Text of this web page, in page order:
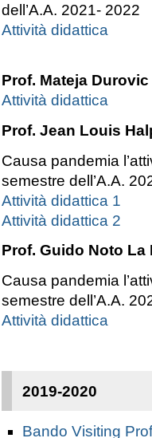
dell’A.A. 2021- 2022
Attività didattica
Prof. Mateja Durovic
Attività didattica
Prof. Jean Louis
Causa pandemia
semestre dell’A.A.
Attività didattica 1
Attività didattica 2
Prof. Guido Noto La
Causa pandemia
semestre dell’A.A.
Attività didattica
2019-2020
Bando Visiting